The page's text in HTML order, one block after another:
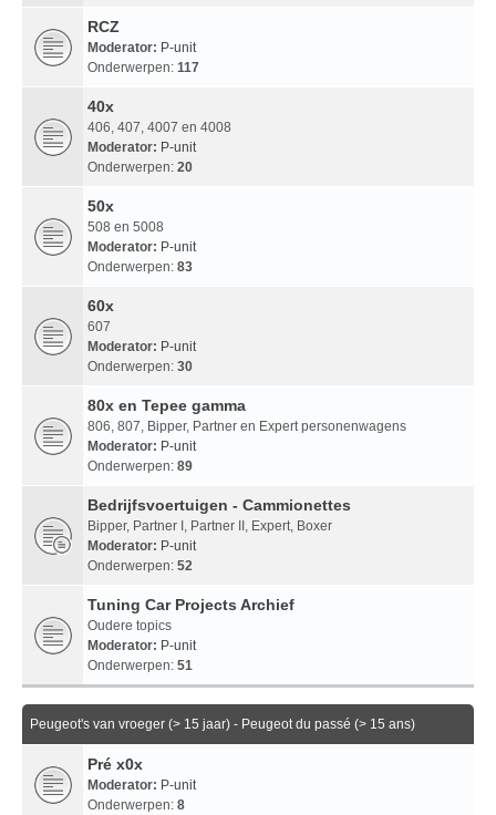
RCZ
Moderator: P-unit
Onderwerpen: 117
40x
406, 407, 4007 en 4008
Moderator: P-unit
Onderwerpen: 20
50x
508 en 5008
Moderator: P-unit
Onderwerpen: 83
60x
607
Moderator: P-unit
Onderwerpen: 30
80x en Tepee gamma
806, 807, Bipper, Partner en Expert personenwagens
Moderator: P-unit
Onderwerpen: 89
Bedrijfsvoertuigen - Cammionettes
Bipper, Partner I, Partner II, Expert, Boxer
Moderator: P-unit
Onderwerpen: 52
Tuning Car Projects Archief
Oudere topics
Moderator: P-unit
Onderwerpen: 51
Peugeot's van vroeger (> 15 jaar) - Peugeot du passé (> 15 ans)
Pré x0x
Moderator: P-unit
Onderwerpen: 8